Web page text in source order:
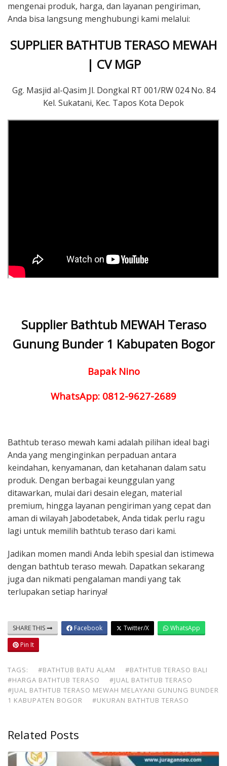
mengenai produk, harga, dan layanan pengiriman,
Anda bisa langsung menghubungi kami melalui:
SUPPLIER BATHTUB TERASO MEWAH
| CV MGP
Gg. Masjid al-Qasim Jl. Dongkal RT 001/RW 024 No. 84
Kel. Sukatani, Kec. Tapos Kota Depok
Supplier Bathtub MEWAH Teraso
Gunung Bunder 1 Kabupaten Bogor
Bapak Nino
WhatsApp: 0812-9627-2689
Bathtub teraso mewah kami adalah pilihan ideal bagi
Anda yang menginginkan perpaduan antara
keindahan, kenyamanan, dan ketahanan dalam satu
produk. Dengan berbagai keunggulan yang
ditawarkan, mulai dari desain elegan, material
premium, hingga layanan pengiriman yang cepat dan
aman di wilayah Jabodetabek, Anda tidak perlu ragu
lagi untuk memilih bathtub teraso dari kami.
Jadikan momen mandi Anda lebih spesial dan istimewa
dengan bathtub teraso mewah. Dapatkan sekarang
juga dan nikmati pengalaman mandi yang tak
terlupakan setiap harinya!
SHARE THIS Facebook Twitter/X
WhatsApp
Pin It
TAGS: #BATHTUB BATU ALAM
#BATHTUB TERASO BALI
#HARGA BATHTUB TERASO
#JUAL BATHTUB TERASO
#JUAL BATHTUB TERASO MEWAH MELAYANI GUNUNG BUNDER
1 KABUPATEN BOGOR
#UKURAN BATHTUB TERASO
Related Posts